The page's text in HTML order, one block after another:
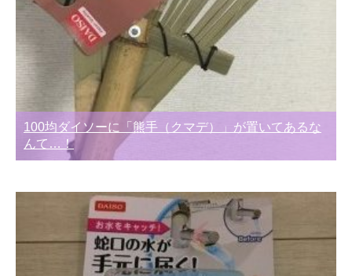
100均ダイソーに「熊手（クマデ）」が置いてあるな
んて…！